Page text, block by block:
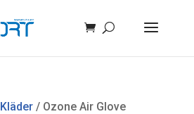
Kläder/ Ozone Air Glove